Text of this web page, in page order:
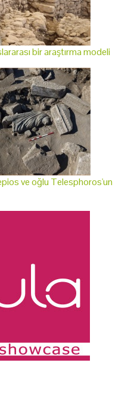
bir araştırma modeli
ve oğlu Telesphoros'un